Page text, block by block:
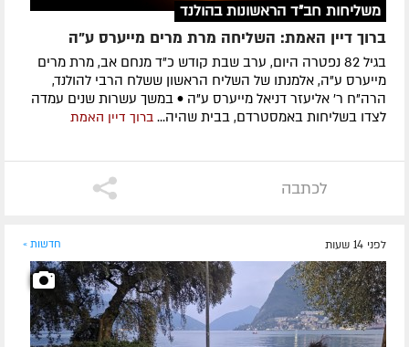
משליחות חב"ד הראשונות בהולנד
ברוך דיין האמת: השליחה מרת מרים מייערס ע"ה
בגיל 82 נפטרה היום, ערב שבת קודש כ"ד מנחם אב, מרת מרים
מייערס ע"ה, אלמנתו של השליח הראשון ששלח הרבי להולנד,
הרה"ח ר' אליעזר דניאל מייערס ע"ה • במשך עשרות שנים עמדה
לצדו בשליחות באמסטרדם, בבית שהיה... ברוך דיין האמת
לכתבה
לפני 14 שעות חדשות »